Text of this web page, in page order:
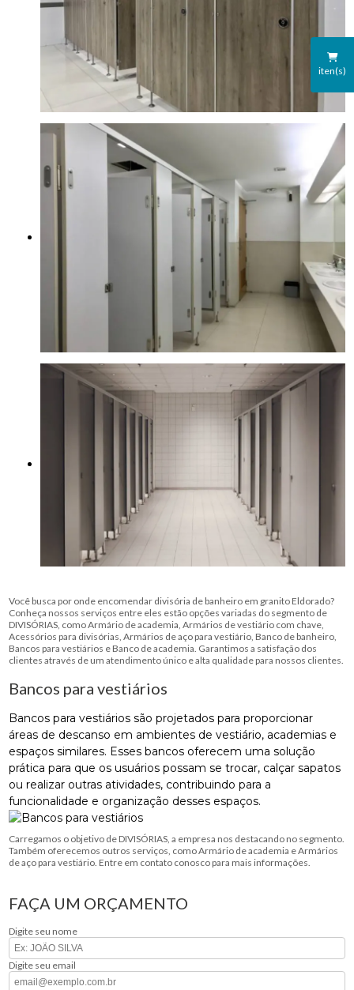
iten(s)
Você busca por onde encomendar divisória de banheiro em granito Eldorado?
Conheça nossos serviços entre eles estão opções variadas do segmento de
DIVISÓRIAS, como Armário de academia, Armários de vestiário com chave,
Acessórios para divisórias, Armários de aço para vestiário, Banco de banheiro,
Bancos para vestiários e Banco de academia. Garantimos a satisfação dos
clientes através de um atendimento único e alta qualidade para nossos clientes.
Bancos para vestiários
Bancos para vestiários são projetados para proporcionar
áreas de descanso em ambientes de vestiário, academias e
espaços similares. Esses bancos oferecem uma solução
prática para que os usuários possam se trocar, calçar sapatos
ou realizar outras atividades, contribuindo para a
funcionalidade e organização desses espaços.
Carregamos o objetivo de DIVISÓRIAS, a empresa nos destacando no segmento.
Também oferecemos outros serviços, como Armário de academia e Armários
de aço para vestiário. Entre em contato conosco para mais informações.
FAÇA UM ORÇAMENTO
Digite seu nome
Digite seu email